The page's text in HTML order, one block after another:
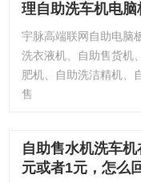
理自助洗车机电脑
宇脉高端联网自助电脑
洗衣液机、自助售货机
肥机、自助洗洁精机、
售
自助售水机洗车
元或者1元，怎么